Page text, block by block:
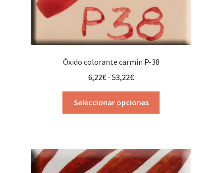
Óxido colorante carmín P-38
6,22€ - 53,22€Rango
de
precios:
desde
53,22€
Seleccionar opciones
variantes.
Las